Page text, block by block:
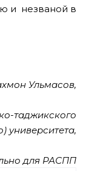
и незваной в
Ульмасов,
таджикского
университета,
для РАСПП